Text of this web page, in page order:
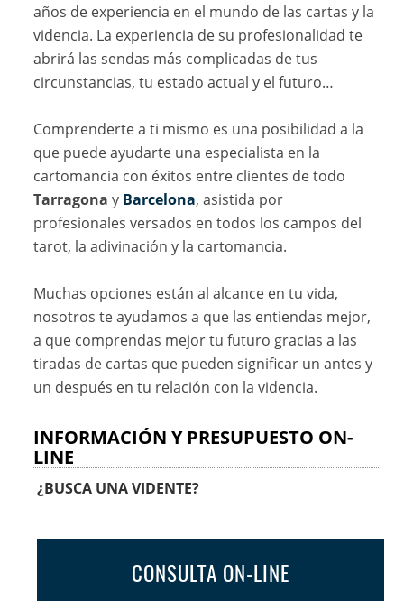
años de experiencia en el mundo de las cartas y la
videncia. La experiencia de su profesionalidad te
abrirá las sendas más complicadas de tus
circunstancias, tu estado actual y el futuro…
Comprenderte a ti mismo es una posibilidad a la
que puede ayudarte una especialista en la
cartomancia con éxitos entre clientes de todo
Tarragonay Barcelona, asistida por
profesionales versados en todos los campos del
tarot, la adivinación y la cartomancia.
Muchas opciones están al alcance en tu vida,
nosotros te ayudamos a que las entiendas mejor,
a que comprendas mejor tu futuro gracias a las
tiradas de cartas que pueden significar un antes y
un después en tu relación con la videncia.
INFORMACIÓN Y PRESUPUESTO ON-
LINE
¿BUSCA UNA VIDENTE?
CONSULTA ON-LINE